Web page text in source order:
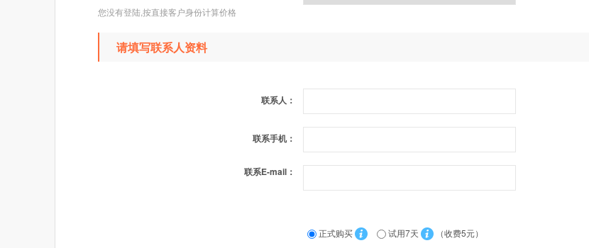
您没有登陆,按直接客户身份计算价格
请填写联系人资料
联系人：
联系手机：
联系E-mail：
正式购买 试用7天
（收费5元）